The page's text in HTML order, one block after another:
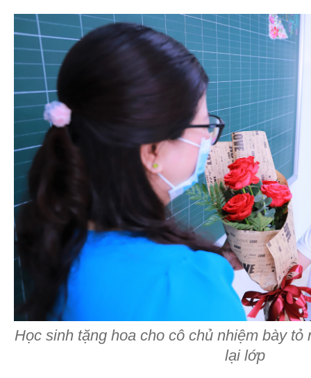
Học sinh tặng hoa cho cô chủ nhiệm bày
lại lớp